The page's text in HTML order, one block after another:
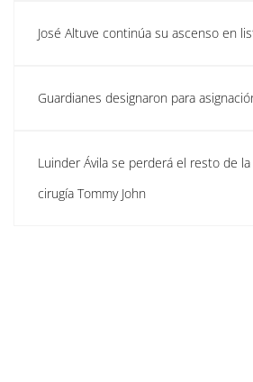
José Altuve continúa su ascenso en
Guardianes designaron para
Luinder Ávila se perderá el resto de
cirugía Tommy John